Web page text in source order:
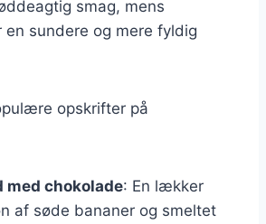
smag, mens
en sundere og mere fyldig
opskrifter på
med chokolade: En lækker
af søde bananer og smeltet